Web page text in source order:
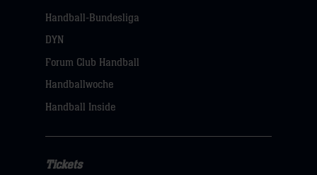
Handball-Bundesliga
DYN
Forum Club Handball
Handballwoche
Handball Inside
Tickets